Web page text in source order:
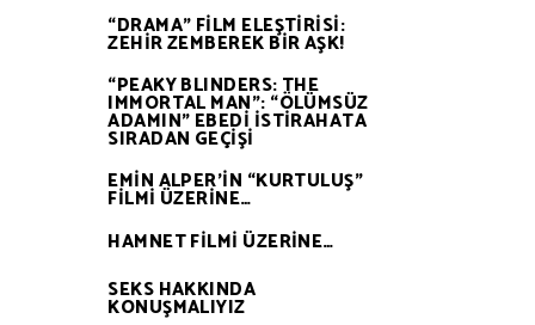
“DRAMA” FİLM ELEŞTİRİSİ:
ZEHİR ZEMBEREK BİR AŞK!
“PEAKY BLINDERS: THE
IMMORTAL MAN”: “ÖLÜMSÜZ
ADAMIN” EBEDİ İSTİRAHATA
SIRADAN GEÇİŞİ
EMİN ALPER’İN “KURTULUŞ”
FİLMİ ÜZERİNE…
HAMNET FİLMİ ÜZERİNE…
SEKS HAKKINDA
KONUŞMALIYIZ